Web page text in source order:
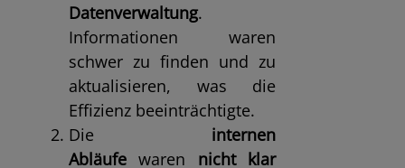
Datenverwaltung.
Informationen waren
schwer zu finden und zu
aktualisieren, was die
Effizienz beeinträchtigte.
Die internen
Abläufe waren nicht klar